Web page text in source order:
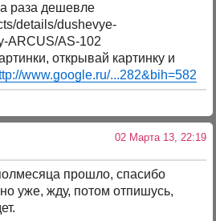
раза дешевле
details/dushevye-
ARCUS/AS-102
открывай картинку и
www.google.ru/...282&bih=582
02 Марта 13, 22:19
прошло, спасибо
уже, жду, потом отпишусь,